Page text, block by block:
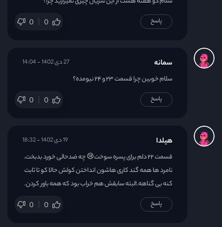
0 0 پاسخ
سمانه
سلام خوبین چرا قسمت ۲۳ و ۲۴ نیومده؟
0 0
27 دی 1402 - 14:04
پاسخ
هیلدا
قسمت ۲۲ دلم برای پسره سوخت😢 چه ضدحالی خورد بدبخت.
نامرد ها همه گند کاری هاشون انداختن کولش حالا کو تا ثابت
کنه بی گناهه.البته سابقش هم خراب بود که همه باور کردن.
0 0
19 دی 1402 - 18:32
پاسخ